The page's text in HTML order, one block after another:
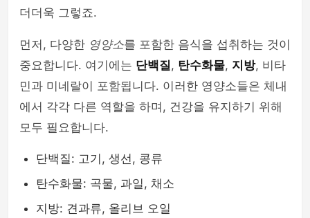
더더욱 그렇죠.
먼저, 다양한 영양소를 포함한 음식을 섭취하는 것이
중요합니다. 여기에는 단백질, 탄수화물, 지방, 비타
민과 미네랄이 포함됩니다. 이러한 영양소들은 체내
에서 각각 다른 역할을 하며, 건강을 유지하기 위해
모두 필요합니다.
단백질: 고기, 생선, 콩류
탄수화물: 곡물, 과일, 채소
지방: 견과류, 올리브 오일